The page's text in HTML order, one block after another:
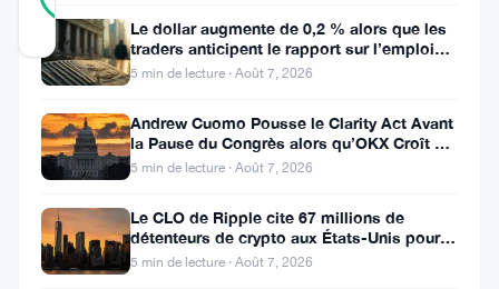
Mis à jour 2 ans il y a
XRP
subit
une
Le dollar augmente de 0,2 % alors que les
traders anticipent le rapport sur l’emploi
aux États-Unis
5 min de lecture · Août 7, 2026
Andrew Cuomo Pousse le Clarity Act Avant
la Pause du Congrès alors qu’OKX Croît en
Europe
5 min de lecture · Août 7, 2026
Le CLO de Ripple cite 67 millions de
détenteurs de crypto aux États-Unis pour
faire avancer la loi CLARITY
5 min de lecture · Août 7, 2026